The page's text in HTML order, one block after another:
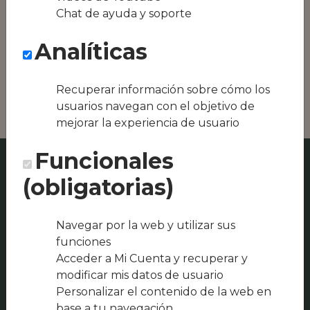
Conseguimos la
oferta local de tu
ser Casa Pachá ( A
Chat de ayuda y soporte
Analíticas
Recuperar información sobre cómo los
usuarios navegan con el objetivo de
mejorar la experiencia de usuario
Funcionales
(obligatorias)
Navegar por la web y utilizar sus
funciones
Acceder a Mi Cuenta y recuperar y
modificar mis datos de usuario
Personalizar el contenido de la web en